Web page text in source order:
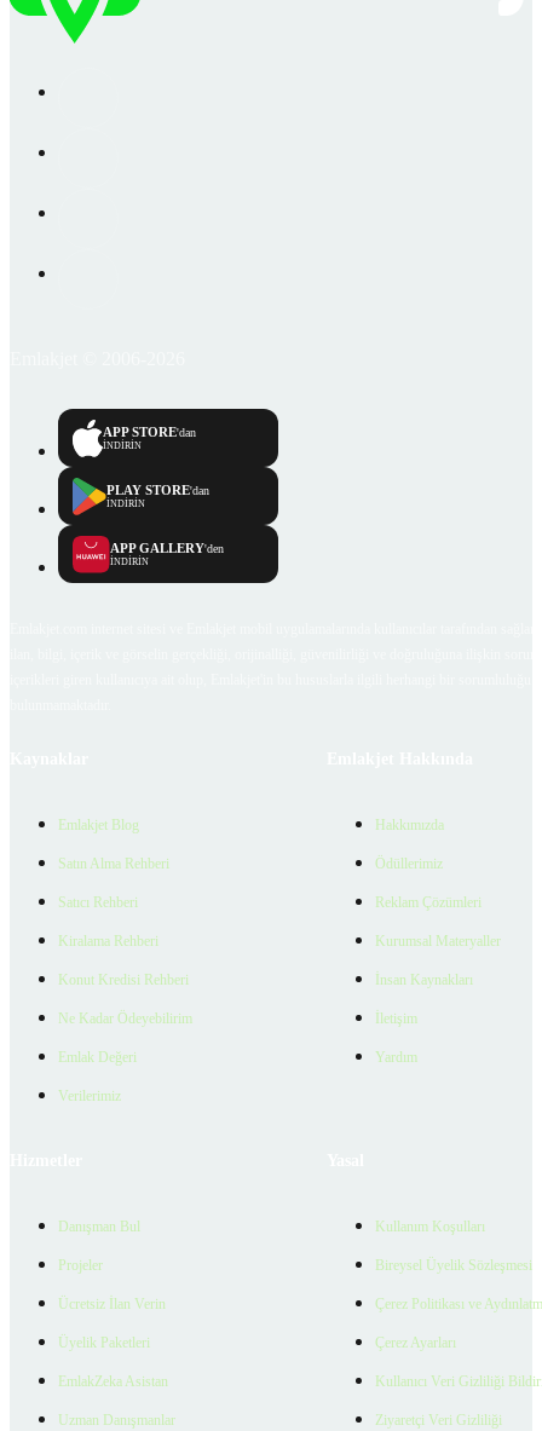
APP STORE'dan
İNDİRİN
PLAY STORE'dan
İNDİRİN
APP GALLERY'den
İNDİRİN
Emlakjet Blog
Satın Alma Rehberi
Satıcı Rehberi
Kiralama Rehberi
Konut Kredisi Rehberi
Ne Kadar Ödeyebilirim
Emlak Değeri
Verilerimiz
Hakkımızda
Ödüllerimiz
Reklam Çözümleri
Kurumsal Materyaller
İnsan Kaynakları
İletişim
Yardım
Danışman Bul
Projeler
Ücretsiz İlan Verin
Üyelik Paketleri
EmlakZeka Asistan
Uzman Danışmanlar
Kullanım Koşulları
Bireysel Üyelik Sözleşmesi
Çerez Politikası ve
Çerez Ayarları
Kullanıcı Veri Gizliliği
Ziyaretçi Veri Gizliliği